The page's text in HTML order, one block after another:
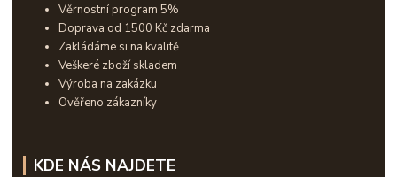
Věrnostní program 5%
Doprava od 1500 Kč zdarma
Zakládáme si na kvalitě
Veškeré zboží skladem
Výroba na zakázku
Ověřeno zákazníky
KDE NÁS NAJDETE